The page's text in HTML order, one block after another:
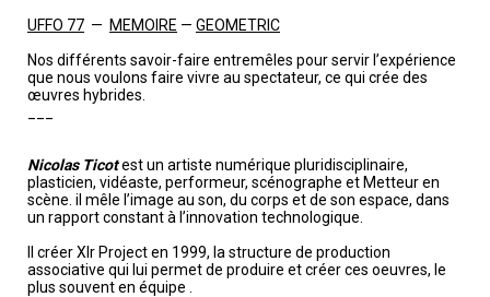
UFFO 77 — MEMOIRE — GEOMETRIC
Nos différents savoir-faire entremêles pour servir l’expérience
que nous voulons faire vivre au spectateur, ce qui crée des
œuvres hybrides.
Nicolas Ticotest un artiste numérique pluridisciplinaire,
plasticien, vidéaste, performeur, scénographe et Metteur en
scène. il mêle l’image au son, du corps et de son espace, dans
un rapport constant à l’innovation technologique.
Il créer Xlr Project en 1999, la structure de production
associative qui lui permet de produire et créer ces oeuvres, le
plus souvent en équipe .